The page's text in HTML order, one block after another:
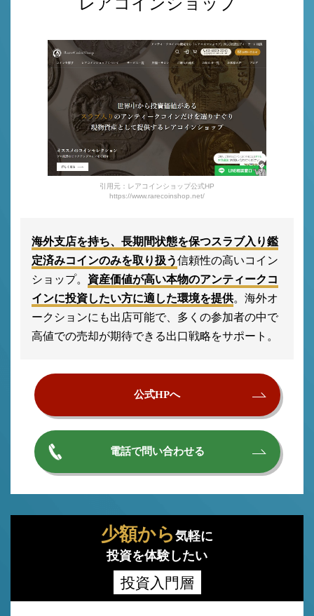
レアコインショップ
引用元：レアコインショップ公式HP
https://www.rarecoinshop.net/
海外支店を持ち、長期間状態を保つスラブ入り鑑
定済みコインのみを取り扱う信頼性の高いコイン
ショップ。 資産価値が高い本物のアンティークコ
インに投資したい方に適した環境を提供。海外オ
ークションにも出店可能で、多くの参加者の中で
高値での売却が期待できる出口戦略をサポート。
公式HPへ
電話で問い合わせる
少額から 気軽に
投資を体験したい
投資入門層